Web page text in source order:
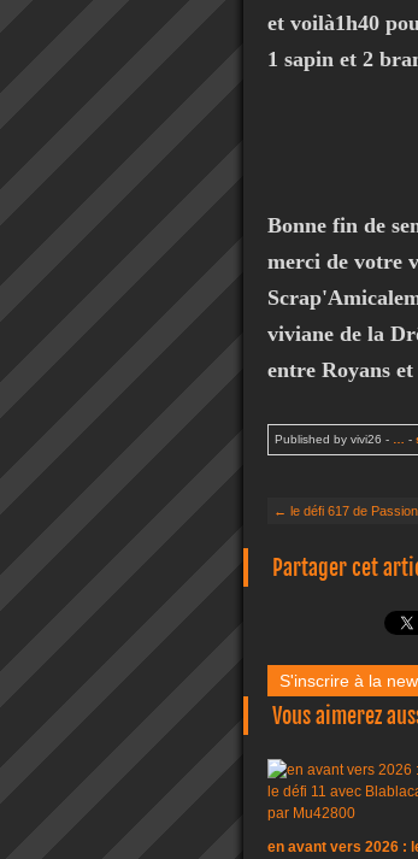
et voilà1h40
1 sapin et 2
Bonne fin de
merci de votre
viviane de la
entre Royans
Published by vivi26 - -
← le défi 617 de Passion
Partager cet
S'inscrire à la
Vous aimerez
en avant vers 2026 :